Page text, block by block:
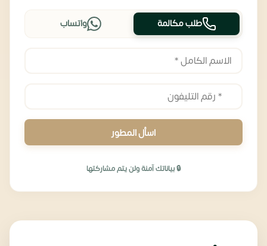
طلب مكالمة واتساب
اسأل المطور
🔒 بياناتك آمنة ولن يتم مشاركتها